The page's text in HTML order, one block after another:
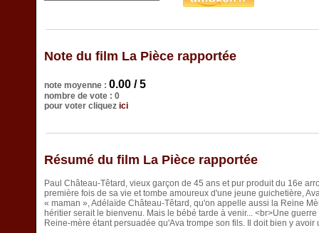
Note du film La Pièce rapportée
note moyenne : 0.00 / 5
nombre de vote : 0
pour voter cliquez ici
Résumé du film La Pièce rapportée
Paul Château-Têtard, vieux garçon de 45 ans et pur produit du 16e
première fois de sa vie et tombe amoureux d'une jeune guichetière,
« maman », Adélaïde Château-Têtard, qu'on appelle aussi la Reine
héritier serait le bienvenu. Mais le bébé tarde à venir... <br>Une
Reine-mère étant persuadée qu'Ava trompe son fils. Il doit bien y